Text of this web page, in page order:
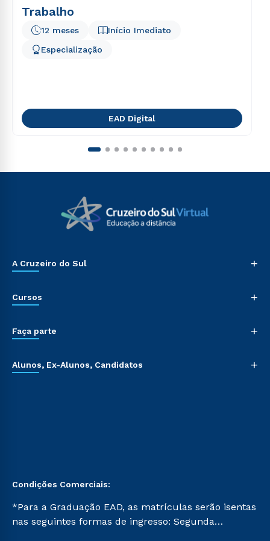
Trabalho
Início Imediato
12 meses
Especialização
EAD Digital
A Cruzeiro do Sul +
Cursos +
Faça parte +
Alunos, Ex-Alunos, Candidatos +
Condições Comerciais:
*Para a Graduação EAD, as matrículas serão isentas
nas seguintes formas de ingresso: Segunda